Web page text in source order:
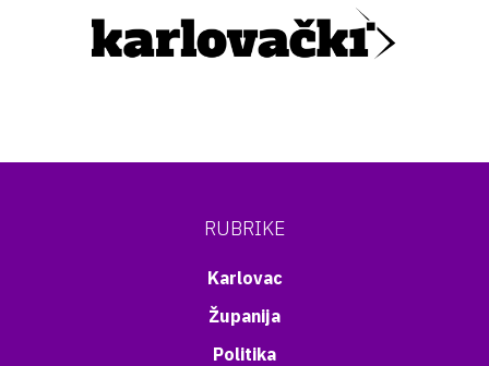
RUBRIKE
Karlovac
Županija
Politika